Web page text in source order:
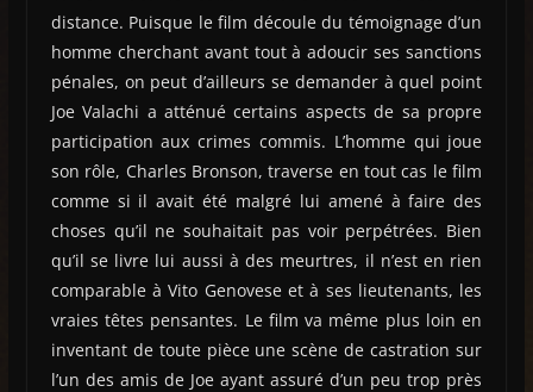
distance. Puisque le film découle du témoignage d’un
homme cherchant avant tout à adoucir ses sanctions
pénales, on peut d’ailleurs se demander à quel point
Joe Valachi a atténué certains aspects de sa propre
participation aux crimes commis. L’homme qui joue
son rôle, Charles Bronson, traverse en tout cas le film
comme si il avait été malgré lui amené à faire des
choses qu’il ne souhaitait pas voir perpétrées. Bien
qu’il se livre lui aussi à des meurtres, il n’est en rien
comparable à Vito Genovese et à ses lieutenants, les
vraies têtes pensantes. Le film va même plus loin en
inventant de toute pièce une scène de castration sur
l’un des amis de Joe ayant assuré d’un peu trop près